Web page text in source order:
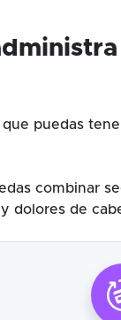
puedas
combinar
dolores de